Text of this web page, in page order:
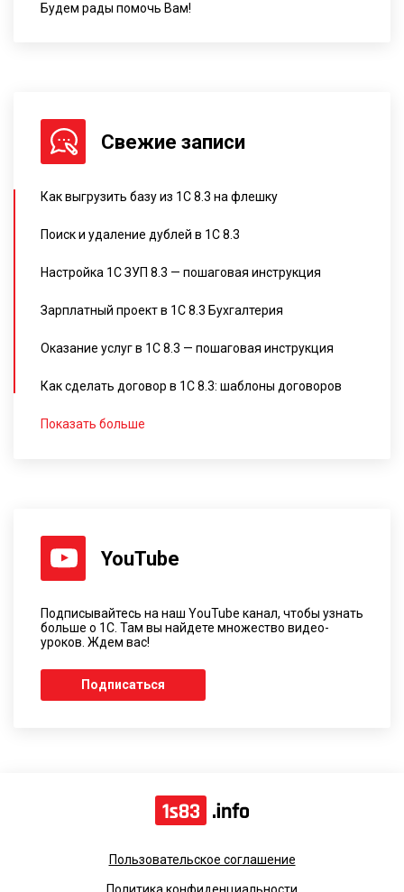
Будем рады помочь Вам!
Свежие записи
Как выгрузить базу из 1С 8.3 на флешку
Поиск и удаление дублей в 1С 8.3
Настройка 1С ЗУП 8.3 — пошаговая инструкция
Зарплатный проект в 1С 8.3 Бухгалтерия
Оказание услуг в 1С 8.3 — пошаговая инструкция
Как сделать договор в 1С 8.3: шаблоны договоров
Показать больше
YouTube
Подписывайтесь на наш YouTube канал, чтобы узнать
больше о 1С. Там вы найдете множество видео-
уроков. Ждем вас!
Подписаться
Пользовательское соглашение